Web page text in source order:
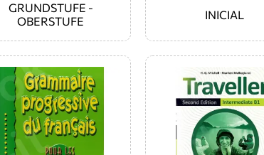
GRUNDSTUFE -
OBERSTUFE
INICIAL